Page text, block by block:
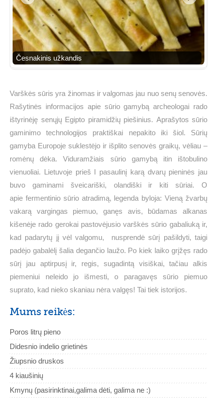
Česnakinis užkandis
Varškės sūris yra žinomas ir valgomas jau nuo senų senovės.
Rašytinės informacijos apie sūrio gamybą archeologai rado
ištyrinėję senųjų Egipto piramidžių piešinius. Aprašytos sūrio
gaminimo technologijos praktiškai nepakito iki šiol. Sūrių
gamyba Europoje suklestėjo ir išplito senovės graikų, vėliau –
romėnų dėka. Viduramžiais sūrio gamybą itin ištobulino
vienuoliai. Lietuvoje prieš I pasaulinį karą dvarų pieninės jau
buvo gaminami šveicariški, olandiški ir kiti sūriai. O
apie fermentinio sūrio atradimą, legenda byloja: Vieną žvarbų
vakarą vargingas piemuo, ganęs avis, būdamas alkanas
kišenėje rado gerokai pastovėjusio varškės sūrio gabaliuką ir,
kad padarytų jį vėl valgomu, nusprendė sūrį pašildyti, taigi
padėjo gabalėlį šalia degančio laužo. Po kiek laiko grįžęs rado
sūrį jau aptirpusį ir, regis, sugadintą visiškai, tačiau alkis
piemeniui neleido jo išmesti, o paragavęs sūrio piemuo
suprato, kad nieko skaniau nėra valgęs! Tai tiek istorijos.
Mums reikės:
Poros litrų pieno
Didesnio indelio grietinės
Žiupsnio druskos
4 kiaušinių
Kmynų (pasirinktinai,galima dėti, galima ne :)